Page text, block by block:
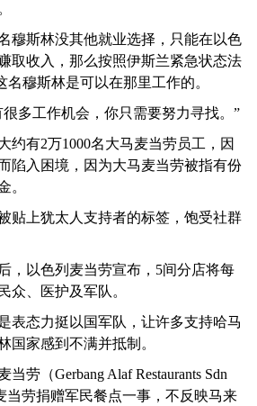
穆斯林没其他就业选择，只能在以色
取收入，那么按照伊斯兰紧急状态法
名穆斯林是可以在那里工作的。
多工作机会，你只需要努力寻找。”
约有2万1000名大马麦当劳员工，因
陷入困境，因为大马麦当劳被指有份
。
贴上犹太人支持者的标签，饱受社群
，以色列麦当劳宣布，5间分店将每
众、医护及军队。
表态力挺以国军队，让许多支持哈马
国家感到不满并抵制。
劳（Gerbang Alaf Restaurants Sdn
当劳捐赠军民餐点一事，不反映马来